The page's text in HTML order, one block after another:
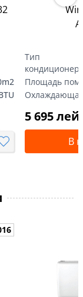
Тип
Площадь
Охлаждающая
5 695 лей
В